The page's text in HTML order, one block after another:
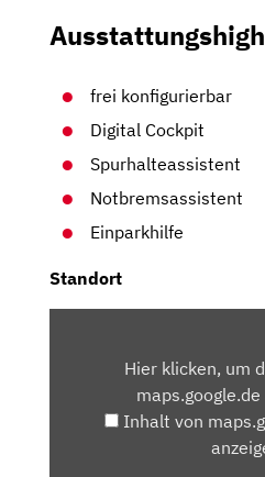
frei konfigurierbar
Digital Cockpit
Spurhalteassistent
Notbremsassistent
Einparkhilfe
Standort
MAPS.GOOGLE.DE
Hier klicken, um
maps.google.de
Inhalt von